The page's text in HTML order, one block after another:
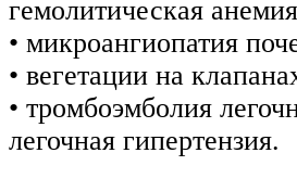
гемолитическая
• микроангиопатия
• вегетации на
• тромбоэмболия
легочная гипертензия.